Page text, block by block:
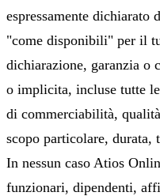
espressamente
"come disponibili" per il
dichiarazione, garanzia o
o implicita, incluse tutte
di commerciabilità,
scopo particolare,
In nessun caso Atios
funzionari, dipendenti,